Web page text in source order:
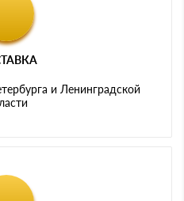
и Ленинградской